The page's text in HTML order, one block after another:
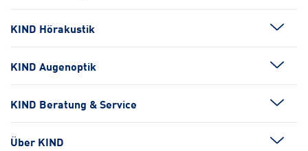
KIND Hörakustik
KIND Augenoptik
KIND Beratung & Service
Über KIND